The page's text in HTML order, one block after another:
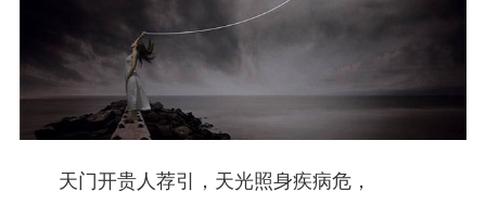
天门开贵人荐引，天光照身疾病危，